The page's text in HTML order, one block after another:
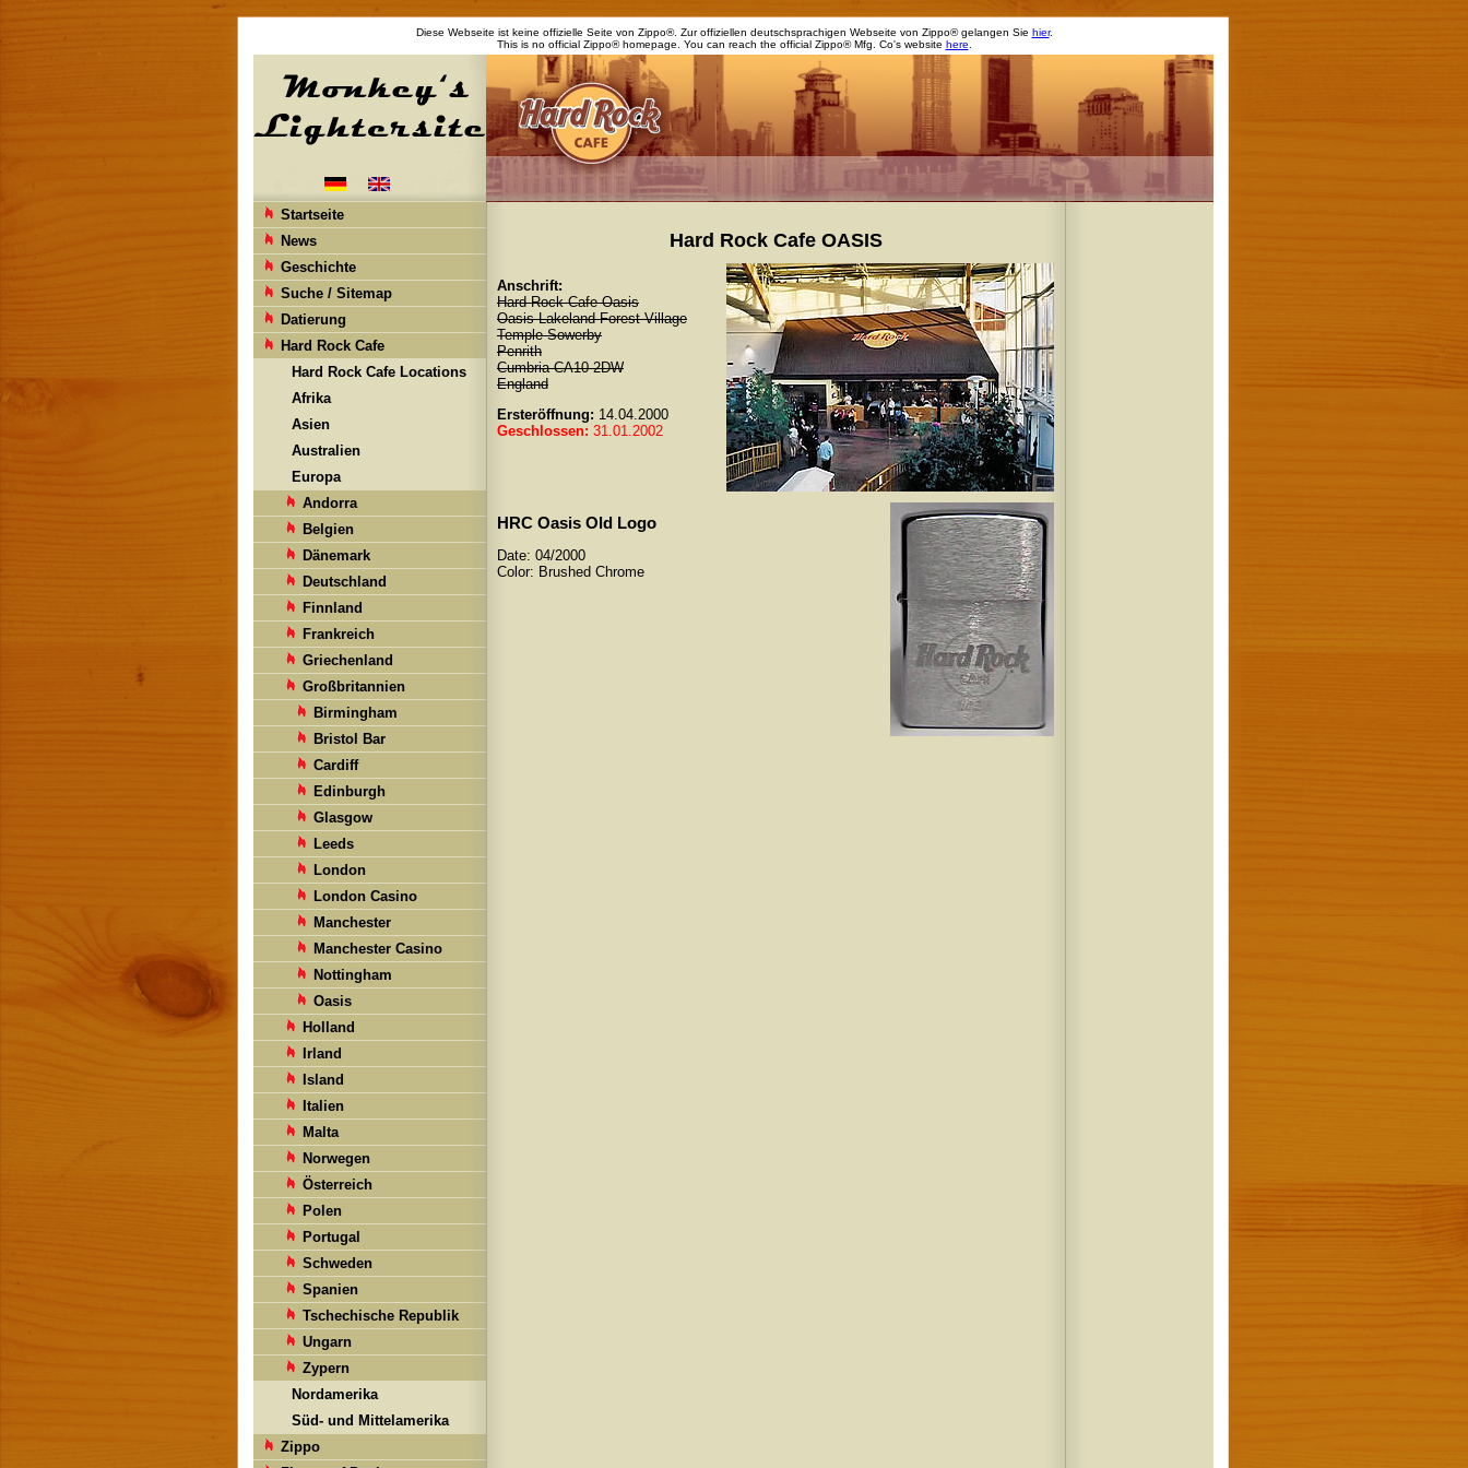
Diese Webseite ist keine offizielle Seite von Zippo®. Zur offiziellen deutschsprachigen Webseite von Zippo® gelangen Sie hier.
This is no official Zippo® homepage. You can reach the official Zippo® Mfg. Co's website here
Startseite
News
Geschichte
Suche / Sitemap
Datierung
Hard Rock Cafe
Hard Rock Cafe Locations
Afrika
Asien
Australien
Europa
Andorra
Belgien
Dänemark
Deutschland
Finnland
Frankreich
Griechenland
Großbritannien
Birmingham
Bristol Bar
Cardiff
Edinburgh
Glasgow
Leeds
London
London Casino
Manchester
Manchester Casino
Nottingham
Oasis
Holland
Irland
Island
Italien
Malta
Norwegen
Österreich
Polen
Portugal
Schweden
Spanien
Tschechische Republik
Ungarn
Zypern
Nordamerika
Süd- und Mittelamerika
Zippo
Hard Rock Cafe OASIS
Anschrift:
Hard Rock Cafe Oasis
Oasis Lakeland Forest Village
Temple Sowerby
Penrith
Cumbria CA10 2DW
England
Ersteröffnung: 14.04.2000
Geschlossen: 31.01.2002
HRC Oasis Old Logo
Date: 04/2000
Color: Brushed Chrome